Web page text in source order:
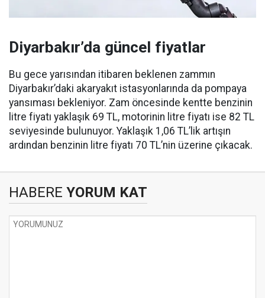
Diyarbakır’da güncel fiyatlar
Bu gece yarısından itibaren beklenen zammın
Diyarbakır’daki akaryakıt istasyonlarında da pompaya
yansıması bekleniyor. Zam öncesinde kentte benzinin
litre fiyatı yaklaşık 69 TL, motorinin litre fiyatı ise 82 TL
seviyesinde bulunuyor. Yaklaşık 1,06 TL’lik artışın
ardından benzinin litre fiyatı 70 TL’nin üzerine çıkacak.
HABERE YORUM KAT